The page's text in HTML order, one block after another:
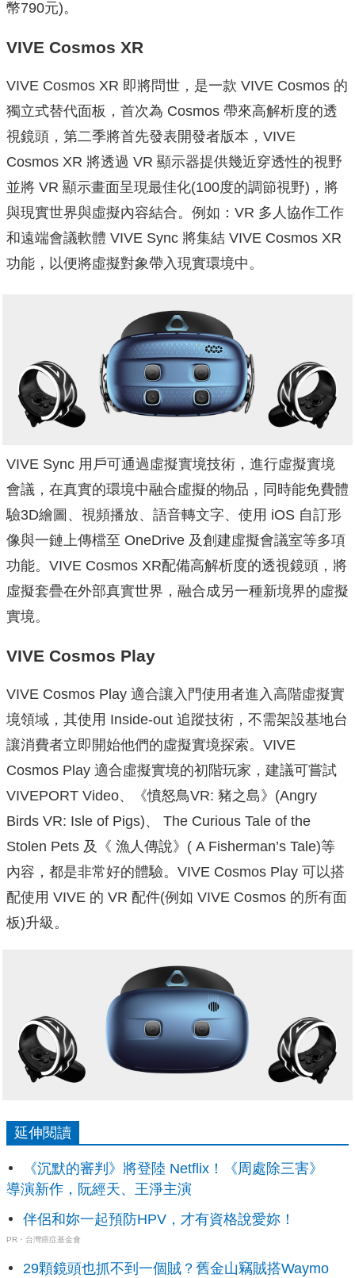
幣790元)。
VIVE Cosmos XR
VIVE Cosmos XR 即將問世，是一款 VIVE Cosmos 的
獨立式替代面板，首次為 Cosmos 帶來高解析度的透
視鏡頭，第二季將首先發表開發者版本，VIVE
Cosmos XR 將透過 VR 顯示器提供幾近穿透性的視野
並將 VR 顯示畫面呈現最佳化(100度的調節視野)，將
與現實世界與虛擬內容結合。例如：VR 多人協作工作
和遠端會議軟體 VIVE Sync 將集結 VIVE Cosmos XR
功能，以便將虛擬對象帶入現實環境中。
VIVE Sync 用戶可通過虛擬實境技術，進行虛擬實境
會議，在真實的環境中融合虛擬的物品，同時能免費體
驗3D繪圖、視頻播放、語音轉文字、使用 iOS 自訂形
像與一鏈上傳檔至 OneDrive 及創建虛擬會議室等多項
功能。VIVE Cosmos XR配備高解析度的透視鏡頭，將
虛擬套疊在外部真實世界，融合成另一種新境界的虛擬
實境。
VIVE Cosmos Play
VIVE Cosmos Play 適合讓入門使用者進入高階虛擬實
境領域，其使用 Inside-out 追蹤技術，不需架設基地台
讓消費者立即開始他們的虛擬實境探索。VIVE
Cosmos Play 適合虛擬實境的初階玩家，建議可嘗試
VIVEPORT Video、《憤怒鳥VR: 豬之島》(Angry
Birds VR: Isle of Pigs)、 The Curious Tale of the
Stolen Pets 及《 漁人傳說》( A Fisherman’s Tale)等
內容，都是非常好的體驗。VIVE Cosmos Play 可以搭
配使用 VIVE 的 VR 配件(例如 VIVE Cosmos 的所有面
板)升級。
延伸閱讀
《沉默的審判》將登陸 Netflix！《周處除三害》
導演新作，阮經天、王淨主演
伴侶和妳一起預防HPV，才有資格說愛妳！
PR・台灣癌症基金會
29顆鏡頭也抓不到一個賊？舊金山竊賊搭Waymo